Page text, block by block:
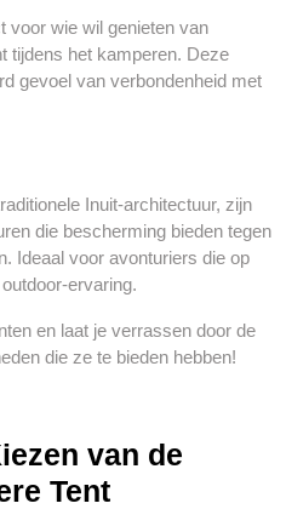
voor wie wil genieten van
tijdens het kamperen. Deze
gevoel van verbondenheid met
Inuit-architectuur, zijn
die bescherming bieden tegen
Ideaal voor avonturiers die op
ervaring.
en laat je verrassen door de
die ze te bieden hebben!
van de
Tent